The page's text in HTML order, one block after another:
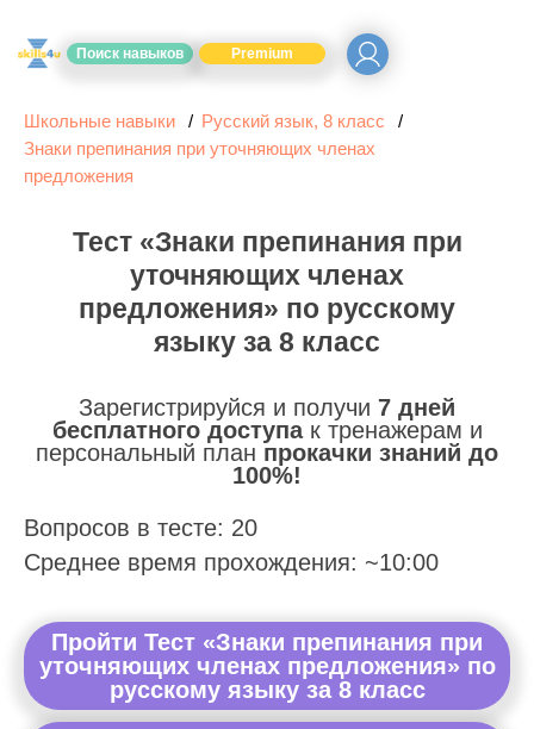
Поиск навыков Premium
Школьные навыки
Русский язык, 8 класс
Знаки препинания при уточняющих членах
предложения
Тест «Знаки препинания при
уточняющих членах
предложения» по русскому
языку за 8 класс
Зарегистрируйся и получи 7 дней
бесплатного доступак тренажерам и
персональный план прокачки знаний до
100%!
Вопросов в тесте: 20
Среднее время прохождения: ~10:00
Пройти Тест «Знаки препинания при
уточняющих членах предложения» по
русскому языку за 8 класс